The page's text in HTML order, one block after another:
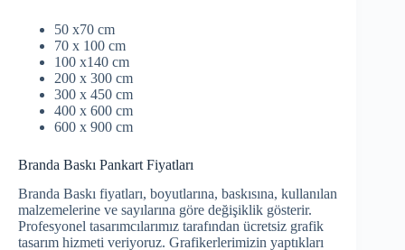
50 x70 cm
70 x 100 cm
100 x140 cm
200 x 300 cm
300 x 450 cm
400 x 600 cm
600 x 900 cm
Branda Baskı Pankart Fiyatları
Branda Baskı fiyatları, boyutlarına, baskısına, kullanılan
malzemelerine ve sayılarına göre değişiklik gösterir.
Profesyonel tasarımcılarımız tarafından ücretsiz grafik
tasarım hizmeti veriyoruz. Grafikerlerimizin yaptıkları